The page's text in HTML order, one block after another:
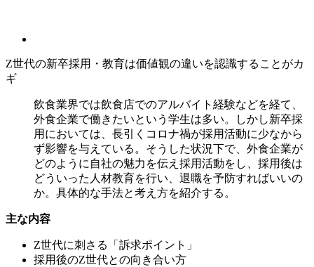
Z世代の新卒採用・教育は価値観の違いを認識することがカ
ギ
飲食業界では飲食店でのアルバイト経験などを経て、
外食企業で働きたいという学生は多い。しかし新卒採
用においては、長引くコロナ禍が採用活動に少なから
ず影響を与えている。そうした状況下で、外食企業が
どのように自社の魅力を伝え採用活動をし、採用後は
どういった人材教育を行い、退職を予防すればいいの
か。具体的な手法と考え方を紹介する。
主な内容
Z世代に刺さる「訴求ポイント」
採用後のZ世代との向き合い方